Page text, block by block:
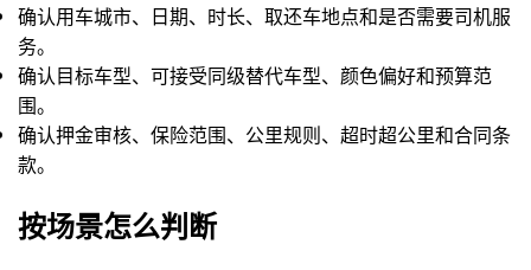
确认用车城市、日期、时长、取还车地点和是否需要司机服
务。
确认目标车型、可接受同级替代车型、颜色偏好和预算范
围。
确认押金审核、保险范围、公里规则、超时超公里和合同条
款。
按场景怎么判断